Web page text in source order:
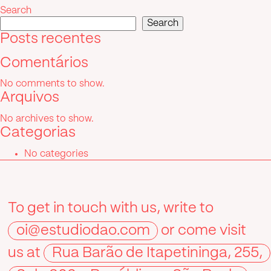
Search
Search
Posts recentes
Comentários
No comments to show.
Arquivos
No archives to show.
Categorias
No categories
To get in touch with us, write to
oi@estudiodao.com
or come visit
us at
Rua Barão de Itapetininga, 255,